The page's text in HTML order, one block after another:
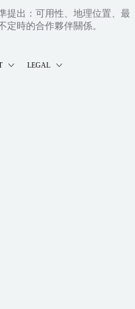
提出：可用性、地理位置、最
定時的合作夥伴關係。
LEGAL